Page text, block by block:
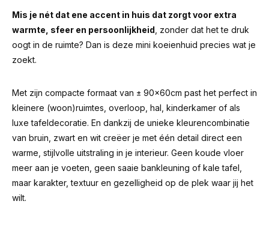
Mis je nét dat ene accent in huis dat zorgt voor extra
warmte, sfeer en persoonlijkheid , zonder dat het te druk
oogt in de ruimte? Dan is deze mini koeienhuid precies wat je
zoekt.
Met zijn compacte formaat van ± 90x60cm past het perfect in
kleinere (woon)ruimtes, overloop, hal, kinderkamer of als
luxe tafeldecoratie. En dankzij de unieke kleurencombinatie
van bruin, zwart en wit creëer je met één detail direct een
warme, stijlvolle uitstraling in je interieur. Geen koude vloer
meer aan je voeten, geen saaie bankleuning of kale tafel,
maar karakter, textuur en gezelligheid op de plek waar jij het
wilt.